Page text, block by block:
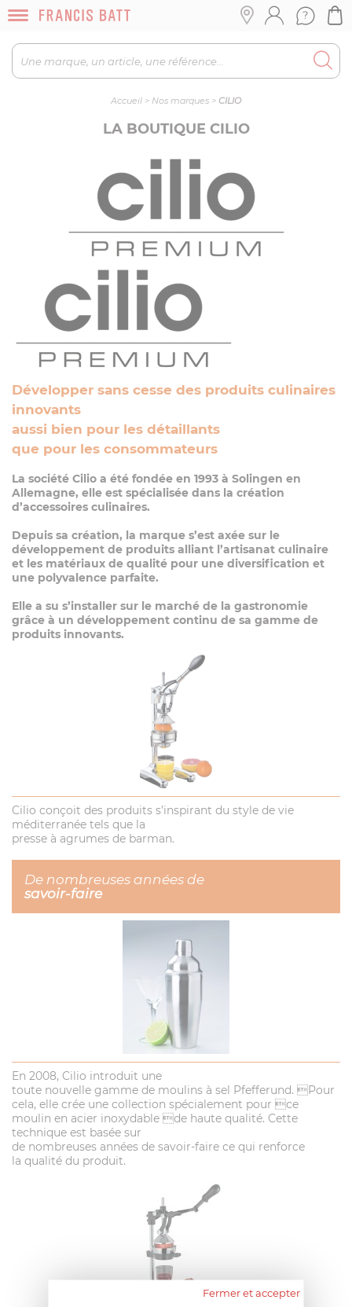
Accueil > Nos marques > CILIO
LA BOUTIQUE CILIO
Développer sans cesse des produits culinaires
innovants
aussi bien pour les détaillants
que pour les consommateurs
La société Cilio a été fondée en 1993 à Solingen en
Allemagne, elle est spécialisée dans la création
d’accessoires culinaires.
Depuis sa création, la marque s’est axée sur le
développement de produits alliant l’artisanat culinaire
et les matériaux de qualité pour une diversification et
une polyvalence parfaite.
Elle a su s’installer sur le marché de la gastronomie
grâce à un développement continu de sa gamme de
produits innovants.
Cilio conçoit des produits s’inspirant du style de vie
méditerranée tels que la
presse à agrumes de barman.
De nombreuses années de
savoir-faire
En 2008, Cilio introduit une
toute nouvelle gamme de moulins à sel Pfefferund. Pour
cela, elle crée une collection spécialement pour ce
moulin en acier inoxydable de haute qualité. Cette
technique est basée sur
de nombreuses années de savoir-faire ce qui renforce
la qualité du produit.
Fermer et accepter